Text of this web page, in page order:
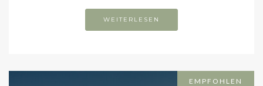
WEITERLESEN
EMPFOHLEN